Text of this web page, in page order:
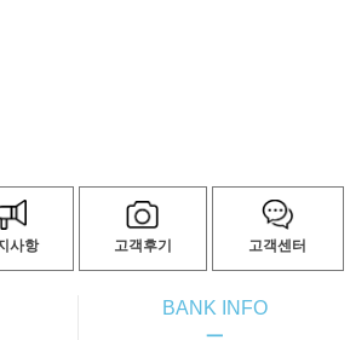
사항 고객후기 고객센터
BANK INFO
ㅡ